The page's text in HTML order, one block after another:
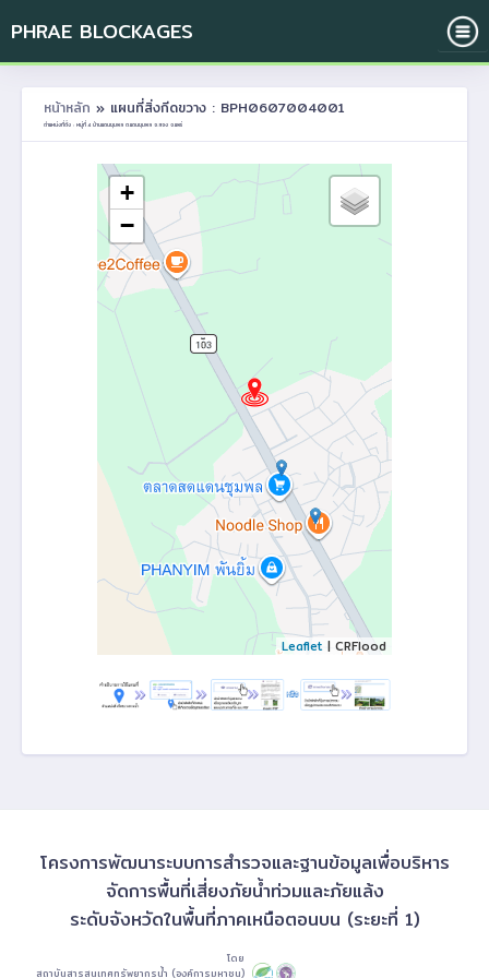
PHRAE BLOCKAGES
หน้าหลัก » แผนที่สิ่งกีดขวาง : BPH0607004001
ตำแหน่งที่ตั้ง : หมู่ที่ 4 บ้านแดนชุมพล ต.แดนชุมพล อ.สอง จ.แพร่
+
−
Leaflet | CRFlood
โครงการพัฒนาระบบการสำรวจและฐานข้อมูลเพื่อบริหาร
จัดการพื้นที่เสี่ยงภัยน้ำท่วมและภัยแล้ง
ระดับจังหวัดในพื้นที่ภาคเหนือตอนบน (ระยะที่ 1)
โดย
สถาบันสารสนเทศทรัพยากรน้ำ (องค์การมหาชน)